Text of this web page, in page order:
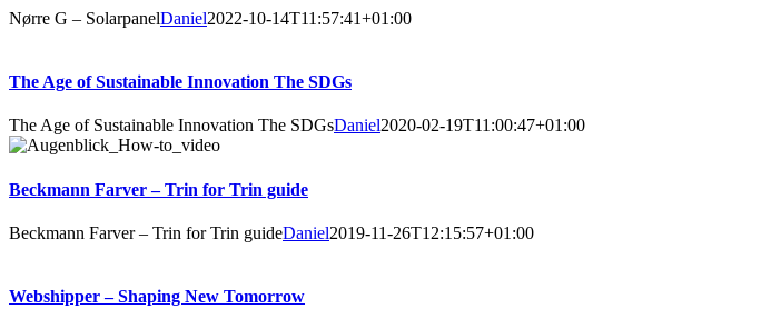
Nørre G – SolarpanelDaniel2022-10-14T11:57:41+01:00
The Age of Sustainable Innovation The SDGs
The Age of Sustainable Innovation The SDGsDaniel2020-02-19T11:00:47+01:00
Beckmann Farver – Trin for Trin guide
Beckmann Farver – Trin for Trin guideDaniel2019-11-26T12:15:57+01:00
Webshipper – Shaping New Tomorrow